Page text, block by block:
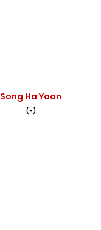
Song Ha Yoon
(-)